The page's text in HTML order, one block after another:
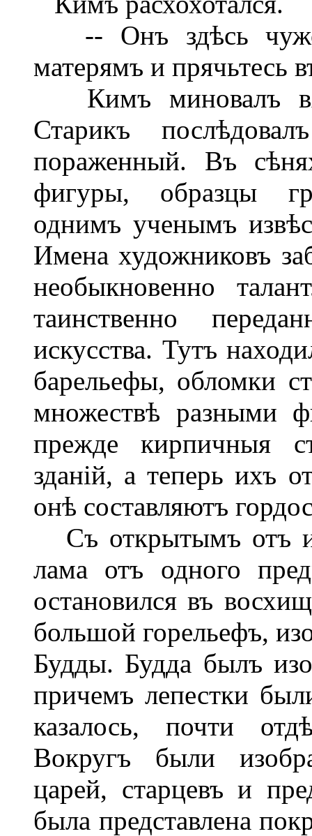
-- Онъ здѣсь
матерямъ и прячьтесь
Кимъ миновалъ
Старикъ
пораженный. Въ
фигуры, образцы
однимъ ученымъ
Имена художниковъ
необыкновенно
таинственно
искусства. Тутъ
барельефы, обломки
множествѣ разными
прежде кирпичныя
зданій, а теперь ихъ
онѣ составляютъ
Съ открытымъ отъ
лама отъ одного
остановился въ
большой горельефъ,
Будды. Будда былъ
причемъ лепестки
казалось, почти
Вокругъ были
царей, старцевъ и
была представлена